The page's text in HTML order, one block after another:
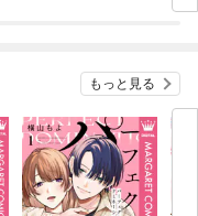
もっと見る